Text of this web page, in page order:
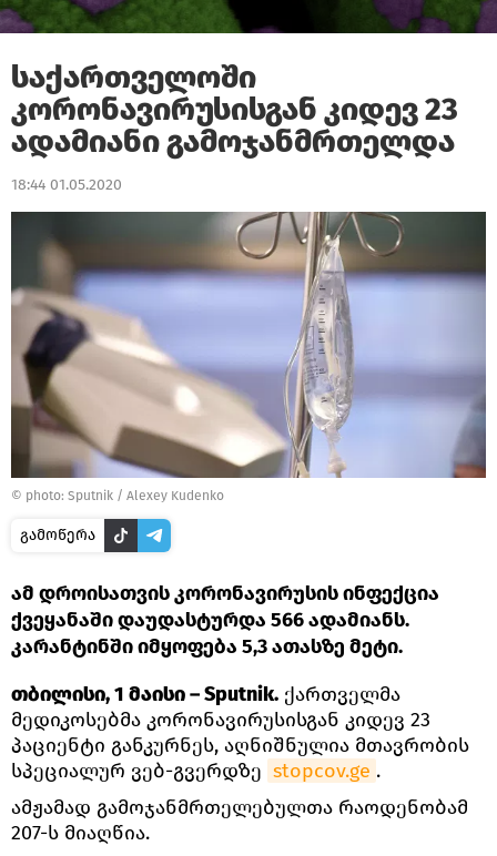
საქართველოში
კორონავირუსისგან კიდევ 23
ადამიანი გამოჯანმრთელდა
18:44 01.05.2020
© photo: Sputnik / Alexey Kudenko
გამოწერა
ამ დროისათვის კორონავირუსის ინფექცია
ქვეყანაში დაუდასტურდა 566 ადამიანს.
კარანტინში იმყოფება 5,3 ათასზე მეტი.
თბილისი, 1 მაისი – Sputnik. ქართველმა
მედიკოსებმა კორონავირუსისგან კიდევ 23
პაციენტი განკურნეს, აღნიშნულია მთავრობის
სპეციალურ ვებ-გვერდზე stopcov.ge .
ამჟამად გამოჯანმრთელებულთა რაოდენობამ
207-ს მიაღწია.